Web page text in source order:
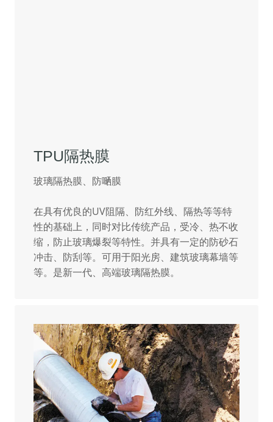
TPU隔热膜
玻璃隔热膜、防嗮膜
在具有优良的UV阻隔、防红外线、隔热等等特
性的基础上，同时对比传统产品，受冷、热不收
缩，防止玻璃爆裂等特性。并具有一定的防砂石
冲击、防刮等。可用于阳光房、建筑玻璃幕墙等
等。是新一代、高端玻璃隔热膜。